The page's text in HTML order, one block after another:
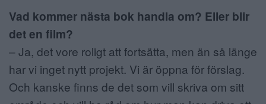
Vad kommer nästa bok handla om? Eller blir
det en film?
– Ja, det vore roligt att fortsätta, men än så länge
har vi inget nytt projekt. Vi är öppna för förslag.
Och kanske finns de det som vill skriva om sitt